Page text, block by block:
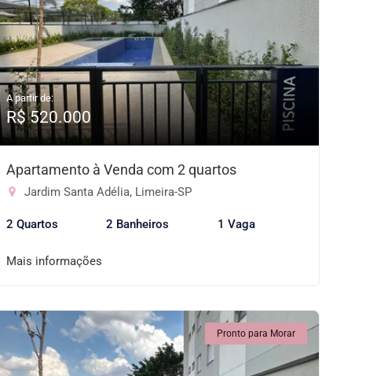
A partir de:
R$ 520.000
Apartamento à Venda com 2 quartos
Jardim Santa Adélia, Limeira-SP
2 Quartos 2 Banheiros 1 Vaga
Mais informações
Pronto para Morar